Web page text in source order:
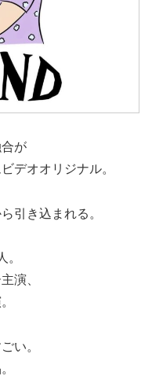
が
デオオリジナル。
引き込まれる。
。
演、
い。